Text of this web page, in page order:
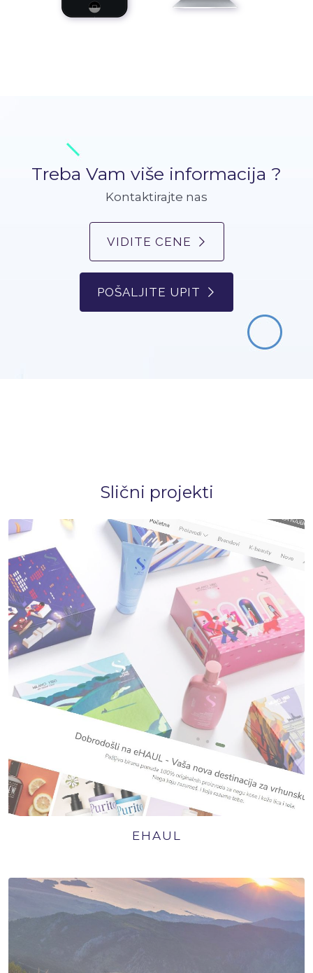
Treba Vam više informacija ?
Kontaktirajte nas
VIDITE CENE
POŠALJITE UPIT
Slični projekti
EHAUL